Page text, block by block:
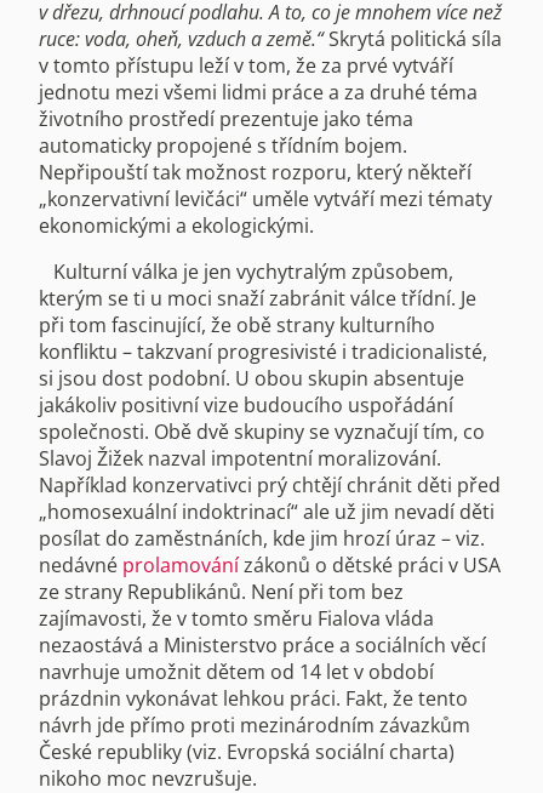
v dřezu, drhnoucí podlahu. A to, co je mnohem více než
ruce: voda, oheň, vzduch a země.“Skrytá politická síla
v tomto přístupu leží v tom, že za prvé vytváří
jednotu mezi všemi lidmi práce a za druhé téma
životního prostředí prezentuje jako téma
automaticky propojené s třídním bojem.
Nepřipouští tak možnost rozporu, který někteří
„konzervativní levičáci“ uměle vytváří mezi tématy
ekonomickými a ekologickými.
Kulturní válka je jen vychytralým způsobem,
kterým se ti u moci snaží zabránit válce třídní. Je
při tom fascinující, že obě strany kulturního
konfliktu – takzvaní progresivisté i tradicionalisté,
si jsou dost podobní. U obou skupin absentuje
jakákoliv positivní vize budoucího uspořádání
společnosti. Obě dvě skupiny se vyznačují tím, co
Slavoj Žižek nazval impotentní moralizování.
Například konzervativci prý chtějí chránit děti před
„homosexuální indoktrinací“ ale už jim nevadí děti
posílat do zaměstnáních, kde jim hrozí úraz – viz.
nedávné prolamovánízákonů o dětské práci v USA
ze strany Republikánů. Není při tom bez
zajímavosti, že v tomto směru Fialova vláda
nezaostává a Ministerstvo práce a sociálních věcí
navrhuje umožnit dětem od 14 let v období
prázdnin vykonávat lehkou práci. Fakt, že tento
návrh jde přímo proti mezinárodním závazkům
České republiky (viz. Evropská sociální charta)
nikoho moc nevzrušuje.